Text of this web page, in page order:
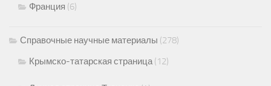
Франция (6)
Справочные научные материалы (278)
Крымско-татарская страница(12)